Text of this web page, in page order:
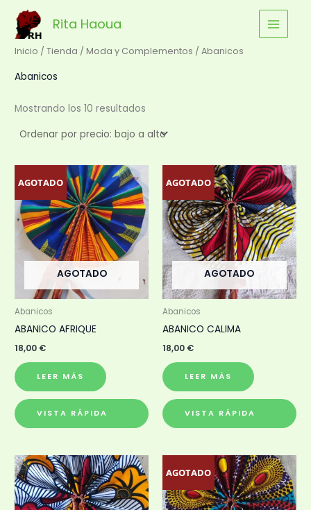
contenido
Rita Haoua
Inicio /Tienda /Moda y Complementos / Abanicos
Abanicos
Mostrando los 10 resultados
alto
AGOTADO
AGOTADO
Abanicos
ABANICO AFRIQUE
18,00 €
LEER MÁS
VISTA RÁPIDA
AGOTADO
AGOTADO
Abanicos
ABANICO CALIMA
18,00 €
LEER MÁS
VISTA RÁPIDA
AGOTADO